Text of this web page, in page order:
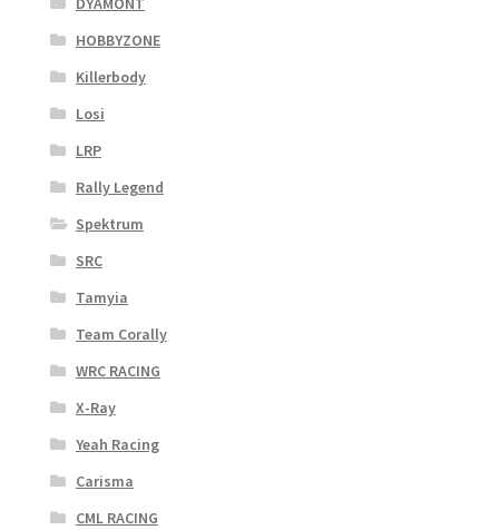
HOBBYZONE
Killerbody
Losi
LRP
Rally Legend
Spektrum
SRC
Tamyia
Team Corally
WRC RACING
X-Ray
Yeah Racing
Carisma
CML RACING